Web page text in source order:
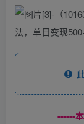
此
------